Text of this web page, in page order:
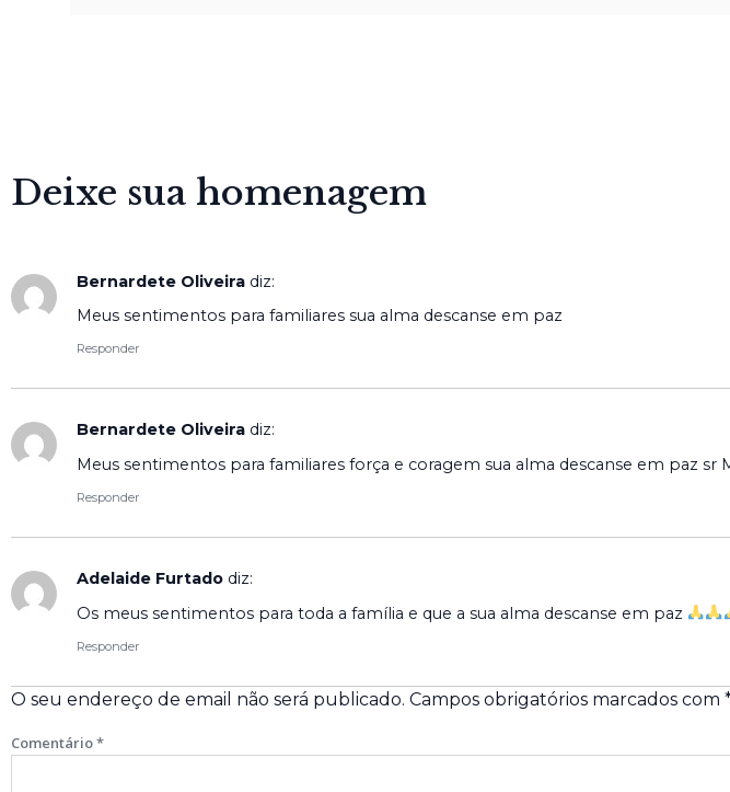
Deixe sua homenagem
Bernardete Oliveira diz:
Meus sentimentos para familiares sua alma descanse em paz
Responder
Bernardete Oliveira diz:
Meus sentimentos para familiares força e coragem sua alma descanse em paz sr
Responder
Adelaide Furtado diz:
Os meus sentimentos para toda a família e que a sua alma descanse em paz
Responder
O seu endereço de email não será publicado. Campos obrigatórios marcados com
Comentário*